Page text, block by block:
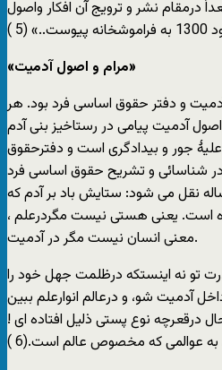
درمقام نشر و ترویج آن افکار واصول
(5 )
«مرام و اصول آدمیت»
و دفتر حقوق اساسی فرد بود. هر
آدمیت پیامی در رستاخیز بنی آدم
جور و بیدادگری است و دفترحقوق
شناسائی و تشریح حقوق اساسی فرد
نقل می شود: ستایش باد بر آدم که
است. یعنی هستی نیست مگردرعلم ،
معنی انسان نیست مگر در آدمیت.
تو نه اینستکه درظلمت جهل خود را
آدمیت شو، و درعالم انوارعلم ببین
درقعرچه نوع پستی ذلیل افتاده ای !
عوالمی که مخصوص عالم است.(6 )